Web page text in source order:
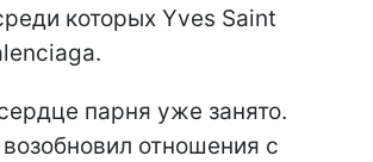
которых Yves Saint
парня уже занято.
отношения с